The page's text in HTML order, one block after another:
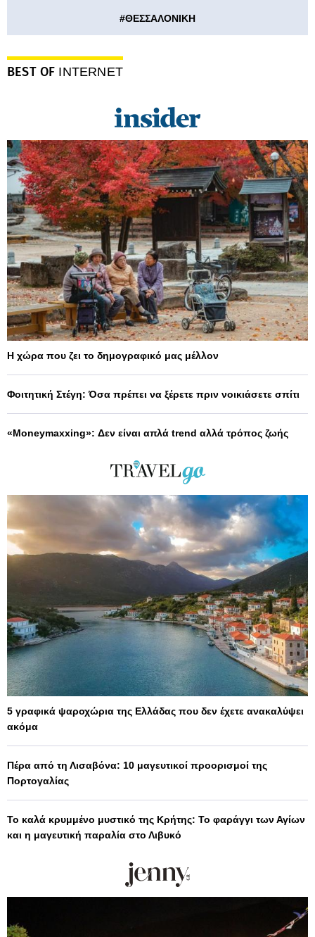
#ΘΕΣΣΑΛΟΝΙΚΗ
BEST OF INTERNET
Η χώρα που ζει το δημογραφικό μας μέλλον
Φοιτητική Στέγη: Όσα πρέπει να ξέρετε πριν νοικιάσετε σπίτι
«Moneymaxxing»: Δεν είναι απλά trend αλλά τρόπος ζωής
5 γραφικά ψαροχώρια της Ελλάδας που δεν έχετε ανακαλύψει
ακόμα
Πέρα από τη Λισαβόνα: 10 μαγευτικοί προορισμοί της
Πορτογαλίας
Το καλά κρυμμένο μυστικό της Κρήτης: Το φαράγγι των Αγίων
και η μαγευτική παραλία στο Λιβυκό